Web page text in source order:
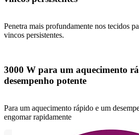
Penetra mais profundamente nos tecidos
vincos persistentes.
3000 W para um aquecimento
desempenho potente
Para um aquecimento rápido e um
engomar rapidamente